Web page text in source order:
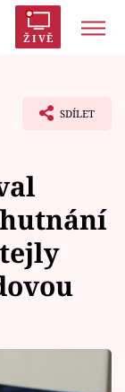
ŽIVĚ
SDÍLET